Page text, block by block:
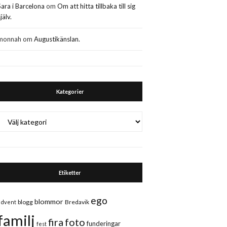
i Barcelona omOm att hitta tillbaka till sig
omAugustikänslan.
Kategorier
Etiketter
blogg blommor Bredavik ego
fest fira foto funderingar